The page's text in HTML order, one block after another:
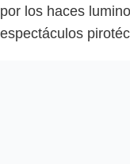
por los haces
espectáculos